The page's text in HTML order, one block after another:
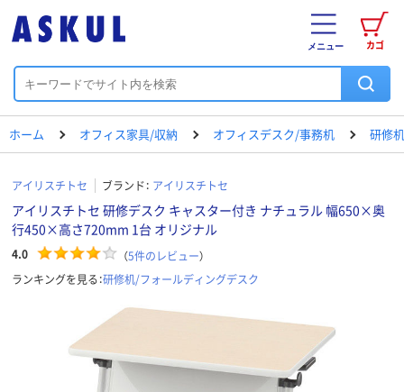
カゴ
メニュー
ホーム オフィス家具/収納 オフィスデスク/事務机 研修
アイリスチトセ ブランド： アイリスチトセ
アイリスチトセ 研修デスク キャスター付き ナチュラル 幅650×奥
行450×高さ720mm 1台 オリジナル
4.0 （5件のレビュー）
ランキングを見る：研修机/フォールディングデスク